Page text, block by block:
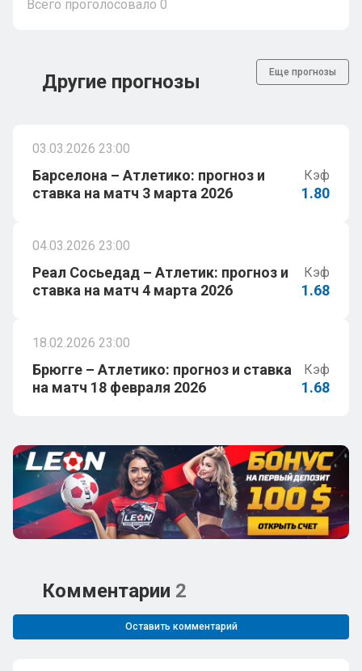
Всего проголосовало 0
Другие прогнозы Еще прогнозы
03.03.2026 23:00
Барселона – Атлетико: прогноз и
ставка на матч 3 марта 2026
Кэф
1.80
04.03.2026 23:00
Реал Сосьедад – Атлетик: прогноз и
ставка на матч 4 марта 2026
Кэф
1.68
18.02.2026 23:00
Брюгге – Атлетико: прогноз и ставка
на матч 18 февраля 2026
Кэф
1.68
Комментарии 2
Оставить комментарий